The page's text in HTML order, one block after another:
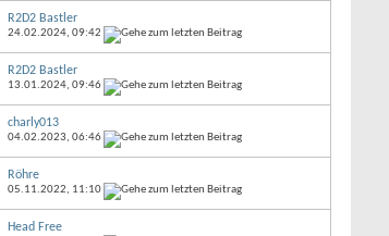
R2D2 Bastler
24.02.2024, 09:42
R2D2 Bastler
13.01.2024, 09:46
charly013
04.02.2023, 06:46
Röhre
05.11.2022, 11:10
Head Free